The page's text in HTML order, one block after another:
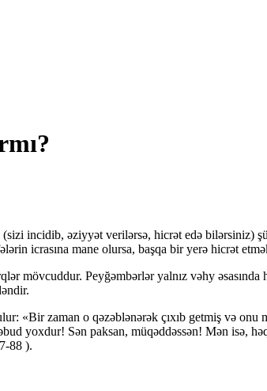
incidib, əziyyət verilərsə, hicrət edə bilərsiniz)
icrasına mane olursa, başqa bir yerə hicrət
mövcuddur. Peyğəmbərlər yalnız vəhy
«Bir zaman o qəzəblənərək çıxıb getmiş və
yoxdur! Sən paksan, müqəddəssən! Mən isə,
88 ).